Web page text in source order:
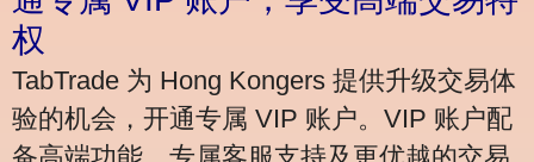
权
TabTrade 为 Hong Kongers 提供升级交易体
验的机会，开通专属 VIP 账户。VIP 账户配